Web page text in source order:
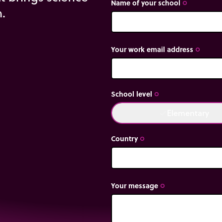
Name of your school trip_origin
Your work email address trip_origin
School level trip_origin
Country trip_origin
Your message trip_origin